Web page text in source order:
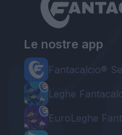
Le nostre app
Fantacalcio®
Leghe
EuroLeghe